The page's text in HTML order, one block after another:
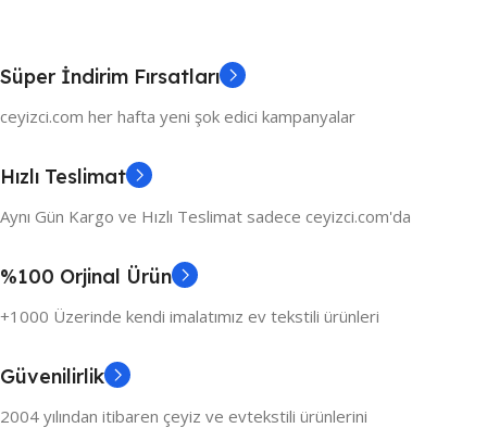
Süper İndirim Fırsatları
ceyizci.com her hafta yeni şok edici kampanyalar
Hızlı Teslimat
Aynı Gün Kargo ve Hızlı Teslimat sadece ceyizci.com'da
%100 Orjinal Ürün
+1000 Üzerinde kendi imalatımız ev tekstili ürünleri
Güvenilirlik
2004 yılından itibaren çeyiz ve evtekstili ürünlerini